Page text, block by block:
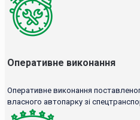
Оперативне виконання
Оперативне виконання
власного автопарку зі